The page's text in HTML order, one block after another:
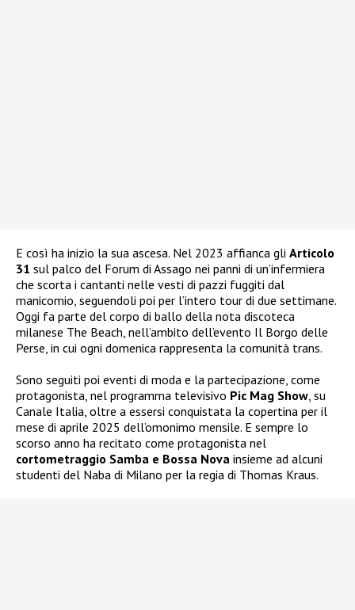
E così ha inizio la sua ascesa. Nel 2023 affianca gli Articolo
31 sul palco del Forum di Assago nei panni di un’infermiera
che scorta i cantanti nelle vesti di pazzi fuggiti dal
manicomio, seguendoli poi per l’intero tour di due settimane.
Oggi fa parte del corpo di ballo della nota discoteca
milanese The Beach, nell’ambito dell’evento Il Borgo delle
Perse, in cui ogni domenica rappresenta la comunità trans.
Sono seguiti poi eventi di moda e la partecipazione, come
protagonista, nel programma televisivo Pic Mag Show, su
Canale Italia, oltre a essersi conquistata la copertina per il
mese di aprile 2025 dell’omonimo mensile. E sempre lo
scorso anno ha recitato come protagonista nel
cortometraggio Samba e Bossa Nova insieme ad alcuni
studenti del Naba di Milano per la regia di Thomas Kraus.